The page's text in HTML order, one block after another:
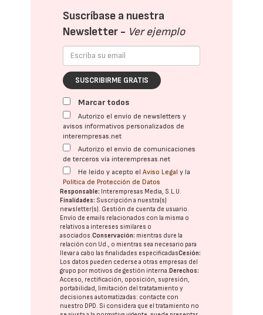
Suscríbase a nuestra
Newsletter - Ver ejemplo
SUSCRIBIRME GRATIS
Marcar todos
Autorizo el envío de newsletters y
avisos informativos personalizados de
interempresas.net
Autorizo el envío de comunicaciones
de terceros vía interempresas.net
He leído y acepto elAviso Legal y la
Política de Protección de Datos
Responsable: Interempresas Media, S.L.U.
Finalidades: Suscripción a nuestra(s)
newsletter(s). Gestión de cuenta de usuario.
Envío de emails relacionados con la misma o
relativos a intereses similares o
asociados.Conservación: mientras dure la
relación con Ud., o mientras sea necesario para
llevar a cabo las finalidades especificadasCesión:
Los datos pueden cederse a otras empresas del
grupo por motivos de gestión interna.Derechos:
Acceso, rectificación, oposición, supresión,
portabilidad, limitación del tratatamiento y
decisiones automatizadas: contacte con
nuestro DPD. Si considera que el tratamiento no